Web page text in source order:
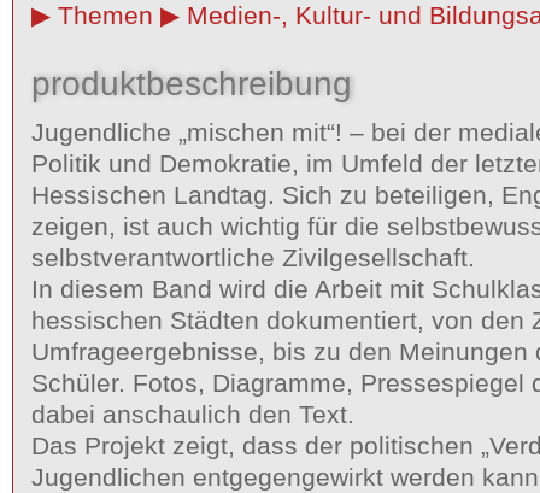
Themen Medien-, Kultur- und
produktbeschreibung
Jugendliche „mischen mit“! – bei der
Politik und Demokratie, im Umfeld der
Hessischen Landtag. Sich zu beteiligen,
zeigen, ist auch wichtig für die
selbstverantwortliche Zivilgesellschaft.
In diesem Band wird die Arbeit mit
hessischen Städten dokumentiert, von den
Umfrageergebnisse, bis zu den Meinungen
Schüler. Fotos, Diagramme, Pressespiegel
dabei anschaulich den Text.
Das Projekt zeigt, dass der politischen
Jugendlichen entgegengewirkt werden